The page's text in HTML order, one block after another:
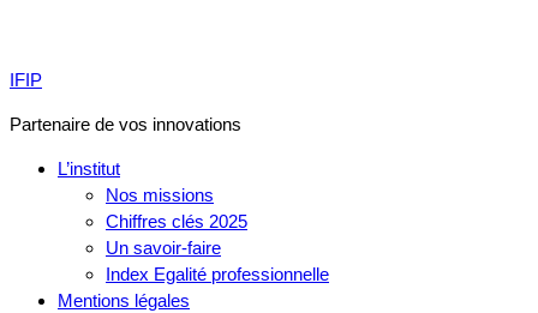
IFIP
Partenaire de vos innovations
L’institut
Nos missions
Chiffres clés 2025
Un savoir-faire
Index Egalité professionnelle
Mentions légales